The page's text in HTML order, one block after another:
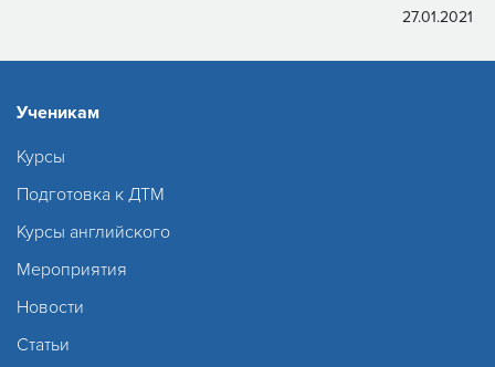
27.01.2021
Ученикам
Курсы
Подготовка к ДТМ
Курсы английского
Мероприятия
Новости
Статьи